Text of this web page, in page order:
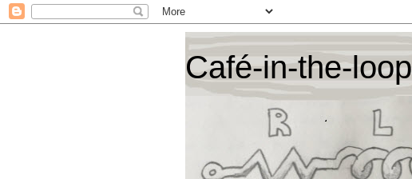
Café-in-the-loop